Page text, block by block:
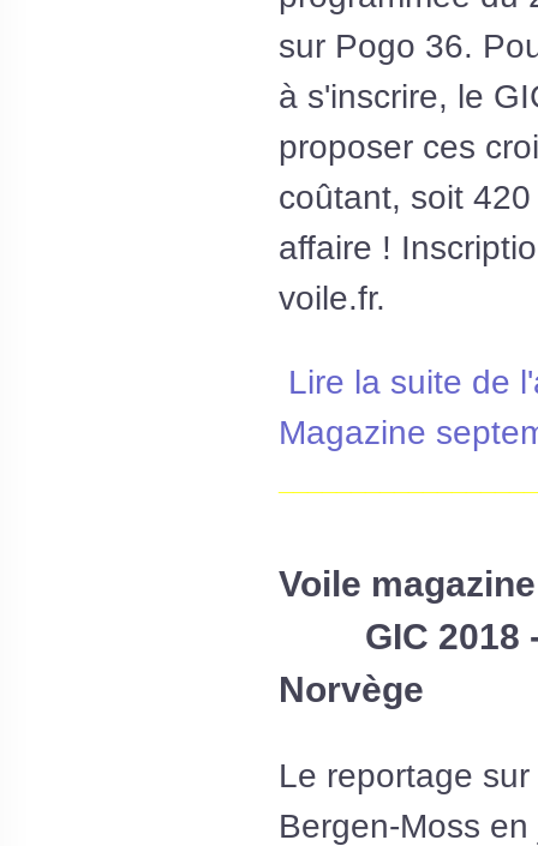
sur Pogo 36.
à s'inscrire, le
proposer ces
coûtant, soit
affaire !
voile.fr.
Lire la suite de
Magazine
Voile
GIC 2018 -
Norvège
Le reportage
Bergen-Moss